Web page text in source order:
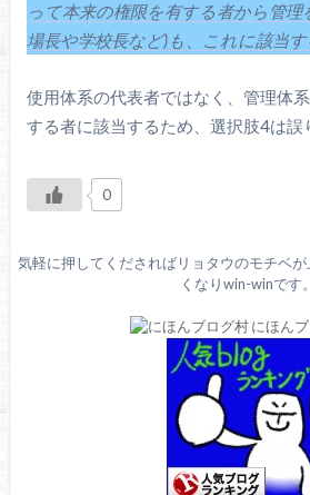
って本来の権限を有する者から管
場長や学校長など)も、これに該当す
使用体系の代表者ではなく、管理体
する者に該当するため、選択肢4は誤
0
気軽に押してくださればリョタウのモチベ
くなりwin-winです。